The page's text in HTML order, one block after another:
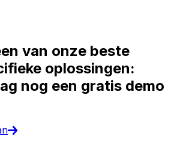
van onze beste
oplossingen:
nog een gratis demo